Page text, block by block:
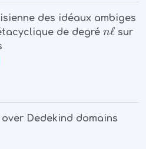
des idéaux ambiges
de degré
ℓ sur
Dedekind domains